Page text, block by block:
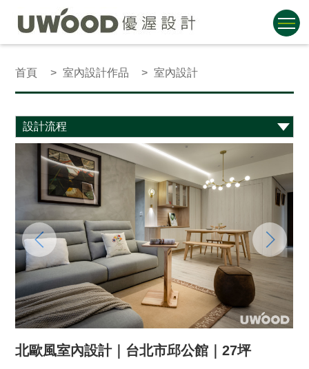
首頁 室內設計作品 室內設計
北歐風室內設計｜台北市邱公館｜27坪